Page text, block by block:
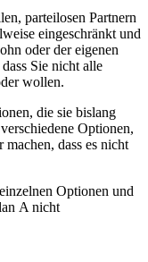
parteilosen Partnern
eingeschränkt und
oder der eigenen
Sie nicht alle
wollen.
die sie bislang
Optionen,
dass es nicht
Optionen und
A nicht